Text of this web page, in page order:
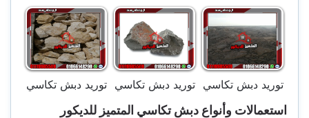
توريد دبش تكاسي توريد دبش تكاسي توريد دبش تكاسي
استعمالات وأنواع دبش تكاسي المتميز للديكور